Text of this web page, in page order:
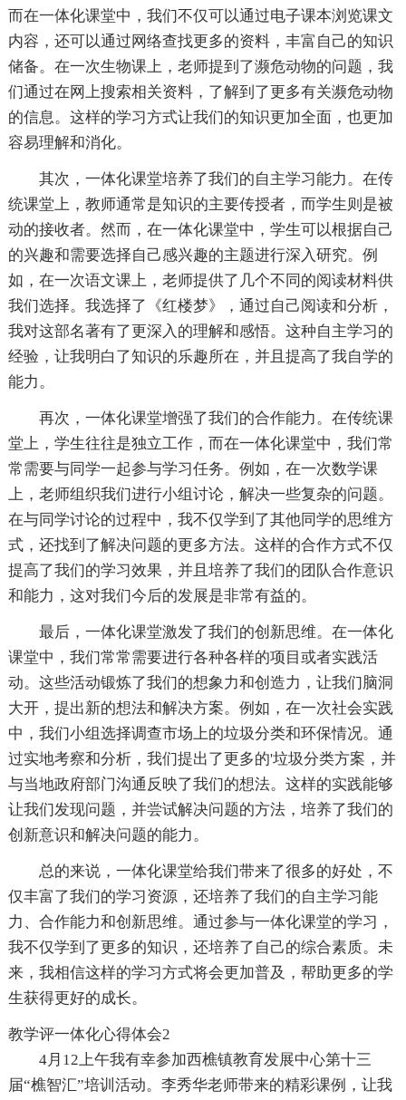
而在一体化课堂中，我们不仅可以通过电子课本浏览课文
内容，还可以通过网络查找更多的资料，丰富自己的知识
储备。在一次生物课上，老师提到了濒危动物的问题，我
们通过在网上搜索相关资料，了解到了更多有关濒危动物
的信息。这样的学习方式让我们的知识更加全面，也更加
容易理解和消化。
其次，一体化课堂培养了我们的自主学习能力。在传
统课堂上，教师通常是知识的主要传授者，而学生则是被
动的接收者。然而，在一体化课堂中，学生可以根据自己
的兴趣和需要选择自己感兴趣的主题进行深入研究。例
如，在一次语文课上，老师提供了几个不同的阅读材料供
我们选择。我选择了《红楼梦》，通过自己阅读和分析，
我对这部名著有了更深入的理解和感悟。这种自主学习的
经验，让我明白了知识的乐趣所在，并且提高了我自学的
能力。
再次，一体化课堂增强了我们的合作能力。在传统课
堂上，学生往往是独立工作，而在一体化课堂中，我们常
常需要与同学一起参与学习任务。例如，在一次数学课
上，老师组织我们进行小组讨论，解决一些复杂的问题。
在与同学讨论的过程中，我不仅学到了其他同学的思维方
式，还找到了解决问题的更多方法。这样的合作方式不仅
提高了我们的学习效果，并且培养了我们的团队合作意识
和能力，这对我们今后的发展是非常有益的。
最后，一体化课堂激发了我们的创新思维。在一体化
课堂中，我们常常需要进行各种各样的项目或者实践活
动。这些活动锻炼了我们的想象力和创造力，让我们脑洞
大开，提出新的想法和解决方案。例如，在一次社会实践
中，我们小组选择调查市场上的垃圾分类和环保情况。通
过实地考察和分析，我们提出了更多的'垃圾分类方案，并
与当地政府部门沟通反映了我们的想法。这样的实践能够
让我们发现问题，并尝试解决问题的方法，培养了我们的
创新意识和解决问题的能力。
总的来说，一体化课堂给我们带来了很多的好处，不
仅丰富了我们的学习资源，还培养了我们的自主学习能
力、合作能力和创新思维。通过参与一体化课堂的学习，
我不仅学到了更多的知识，还培养了自己的综合素质。未
来，我相信这样的学习方式将会更加普及，帮助更多的学
生获得更好的成长。
教学评一体化心得体会2
4月12上午我有幸参加西樵镇教育发展中心第十三
届“樵智汇”培训活动。李秀华老师带来的精彩课例，让我